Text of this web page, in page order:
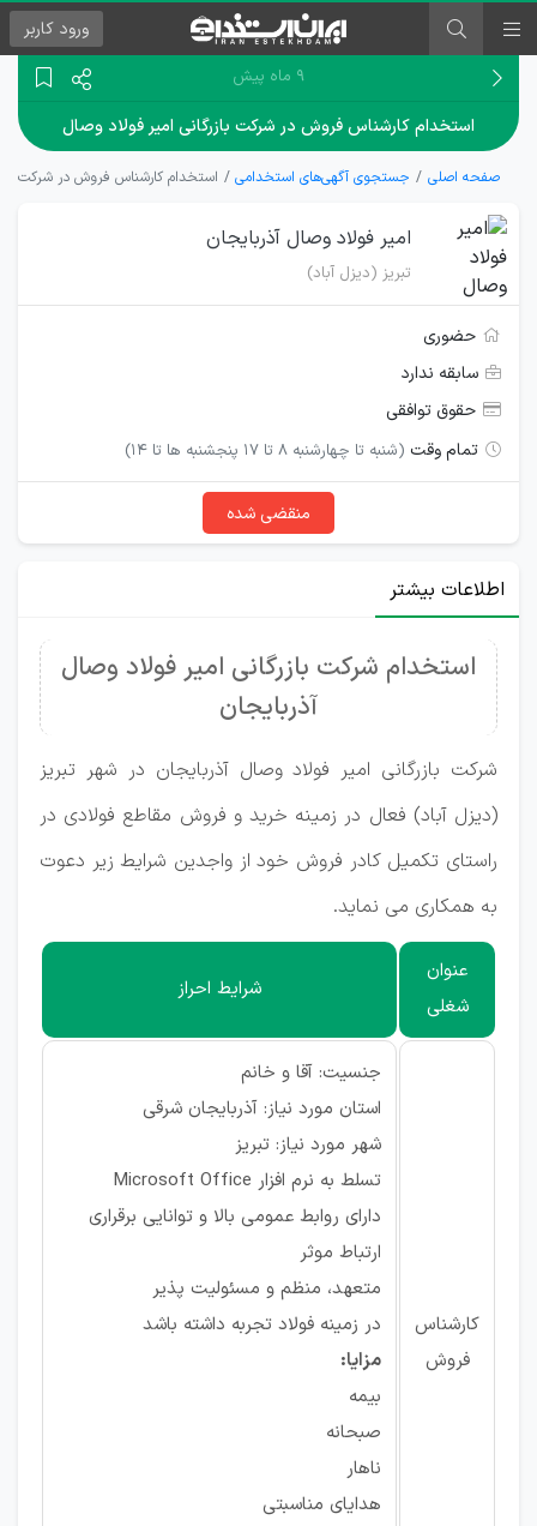
ورود کاربر
۹ ماه پیش
استخدام کارشناس فروش در شرکت بازرگانی امیر فولاد وصال
صفحه اصلی جستجوی آگهی‌های استخدامی استخدام کارشناس فروش در شرکت
امیر فولاد وصال آذربایجان
تبریز (دیزل آباد)
حضوری
سابقه ندارد
حقوق توافقی
تمام وقت (شنبه تا چهارشنبه 8 تا 17 پنجشنبه ها تا 14)
منقضی شده
اطلاعات بیشتر
استخدام شرکت بازرگانی امیر فولاد وصال
آذربایجان
شرکت بازرگانی امیر فولاد وصال آذربایجان در شهر تبریز
(دیزل آباد) فعال در زمینه خرید و فروش مقاطع فولادی در
راستای تکمیل کادر فروش خود از واجدین شرایط زیر دعوت
به همکاری می نماید.
عنوان
شغلی
شرایط احراز
کارشناس
فروش
جنسیت: آقا و خانم
استان مورد نیاز: آذربایجان شرقی
شهر مورد نیاز: تبریز
تسلط به نرم افزار Microsoft Office
دارای روابط عمومی بالا و توانایی برقراری
ارتباط موثر
متعهد، منظم و مسئولیت پذیر
در زمینه فولاد تجربه داشته باشد
مزایا:
بیمه
صبحانه
ناهار
هدایای مناسبتی